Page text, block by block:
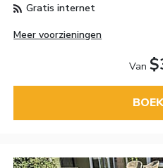
Gratis internet
Meer voorzieningen
Van